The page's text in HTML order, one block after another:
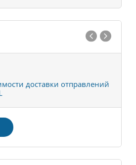
доставки отправлений